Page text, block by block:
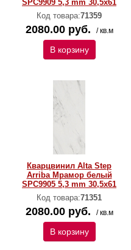
SPC9909 5,3 mm 30,5х61
Код товара:71359
2080.00 руб. / кв.м
В корзину
Кварцвинил Alta Step
Arriba Мрамор белый
SPC9905 5,3 mm 30,5х61
Код товара:71351
2080.00 руб. / кв.м
В корзину